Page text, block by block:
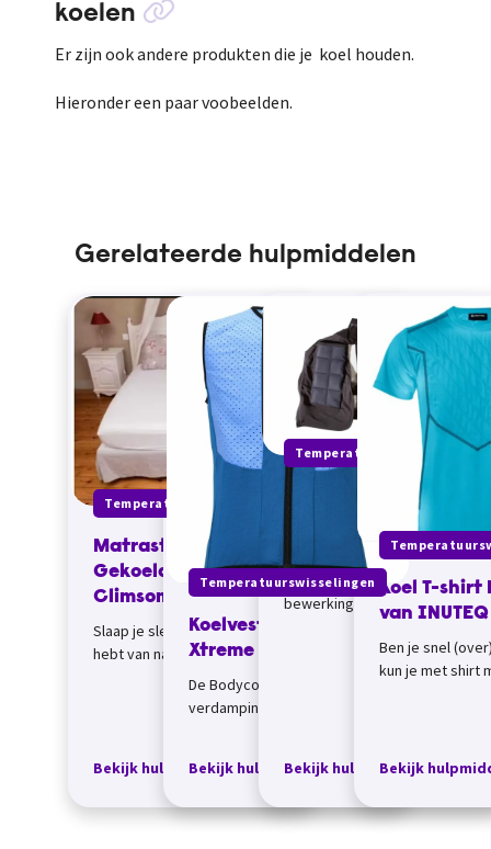
koelen
Er zijn ook andere produkten die je koel houden.
Hieronder een paar voobeelden.
Gerelateerde hulpmiddelen
Temperatuurswisselingen
Matrastopper
Gekoeld van
Climsom
Slaap je slecht omdat je last
hebt van nachtzweten of RLS
( Restless Legs Syndrome ;
onrustige benen), of heb je
Bekijk hulpmiddel
Temperatuurswisselingen
Koelvest Bodycool
Xtreme van INUTEQ
De Bodycool Xtreme is een
verdampingskoelvest. Het
wandelen of fie...
Bekijk hulpmiddel
Temperatuurswisselingen
Koelvest Performers
EZCooldown
Concept (nog in
bewerking)&nbsp;&nbsp; Dit
Het ziet er dus uit als
bodywarmer, ma...
Bekijk hulpmiddel
Koel T-shirt
van INUTEQ
Ben je snel
kun je met shirt
Bekijk